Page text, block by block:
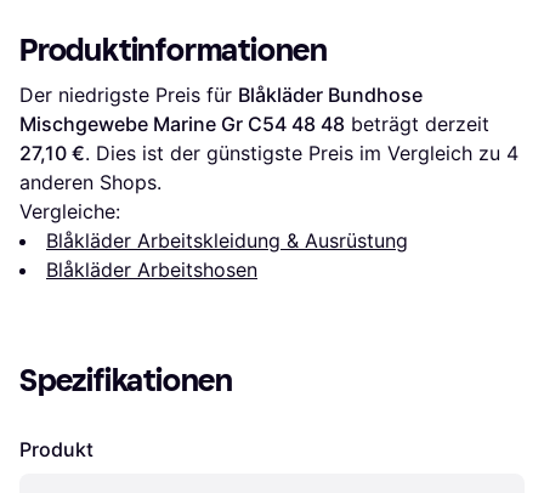
Produktinformationen
Der niedrigste Preis für Blåkläder Bundhose
Mischgewebe Marine Gr C54 48 48
27,10 €. Dies ist der günstigste Preis im Vergleich zu 4
anderen Shops.
Vergleiche:
Blåkläder Arbeitskleidung & Ausrüstung
Blåkläder Arbeitshosen
Spezifikationen
Produkt